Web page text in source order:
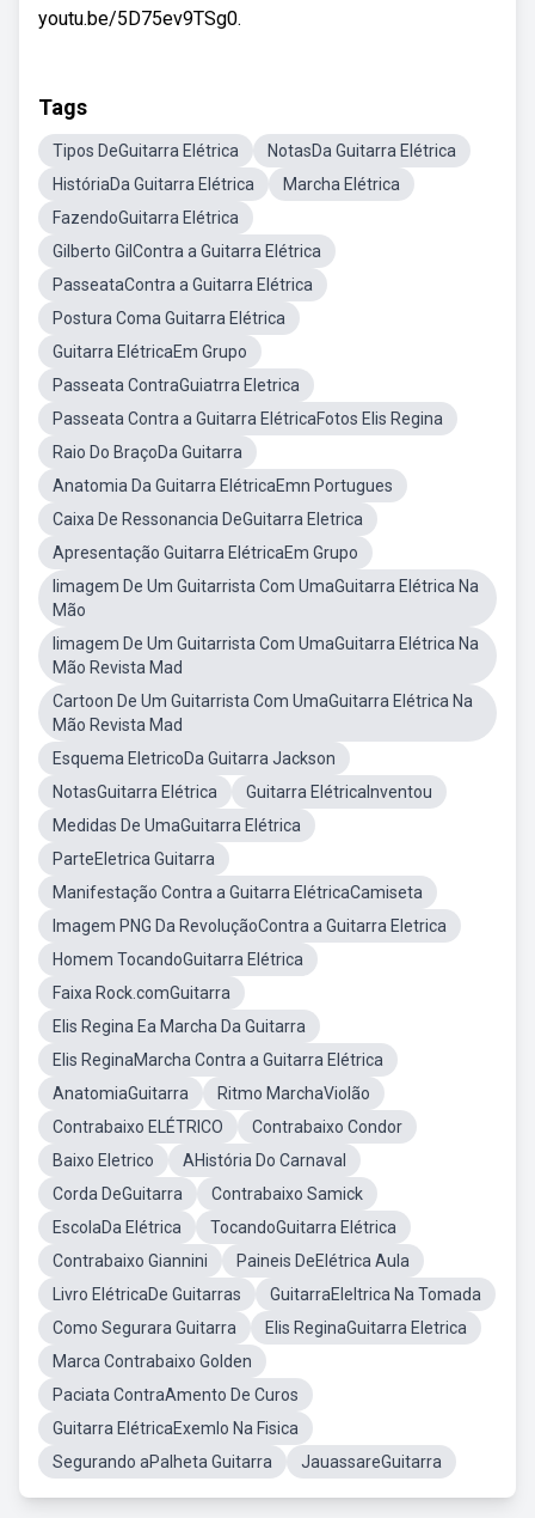
youtu.be/5D75ev9TSg0.
Tags
Tipos DeGuitarra Elétrica
NotasDa Guitarra Elétrica
HistóriaDa Guitarra Elétrica
Marcha Elétrica
FazendoGuitarra Elétrica
Gilberto GilContra a Guitarra Elétrica
PasseataContra a Guitarra Elétrica
Postura Coma Guitarra Elétrica
Guitarra ElétricaEm Grupo
Passeata ContraGuiatrra Eletrica
Passeata Contra a Guitarra ElétricaFotos Elis Regina
Raio Do BraçoDa Guitarra
Anatomia Da Guitarra ElétricaEmn Portugues
Caixa De Ressonancia DeGuitarra Eletrica
Apresentação Guitarra ElétricaEm Grupo
Iimagem De Um Guitarrista Com UmaGuitarra Elétrica Na
Mão
Iimagem De Um Guitarrista Com UmaGuitarra Elétrica Na
Mão Revista Mad
Cartoon De Um Guitarrista Com UmaGuitarra Elétrica Na
Mão Revista Mad
Esquema EletricoDa Guitarra Jackson
NotasGuitarra Elétrica
Guitarra ElétricaInventou
Medidas De UmaGuitarra Elétrica
ParteEletrica Guitarra
Manifestação Contra a Guitarra ElétricaCamiseta
Imagem PNG Da RevoluçãoContra a Guitarra Eletrica
Homem TocandoGuitarra Elétrica
Faixa Rock.comGuitarra
Elis Regina Ea Marcha Da Guitarra
Elis ReginaMarcha Contra a Guitarra Elétrica
AnatomiaGuitarra
Ritmo MarchaViolão
Contrabaixo ELÉTRICO
Contrabaixo Condor
Baixo Eletrico
AHistória Do Carnaval
Corda DeGuitarra
Contrabaixo Samick
EscolaDa Elétrica
TocandoGuitarra Elétrica
Contrabaixo Giannini
Paineis DeElétrica Aula
Livro ElétricaDe Guitarras
GuitarraEleltrica Na Tomada
Como Segurara Guitarra
Elis ReginaGuitarra Eletrica
Marca Contrabaixo Golden
Paciata ContraAmento De Curos
Guitarra ElétricaExemlo Na Fisica
Segurando aPalheta Guitarra
JauassareGuitarra